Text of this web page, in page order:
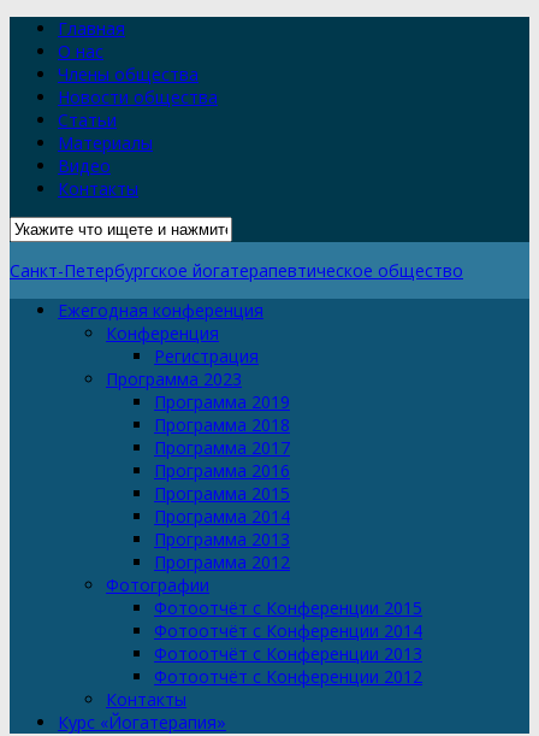
Главная
О нас
Члены общества
Новости общества
Статьи
Материалы
Видео
Контакты
Санкт-Петербургское йогатерапевтическое общество
Ежегодная конференция
Конференция
Регистрация
Программа 2023
Программа 2019
Программа 2018
Программа 2017
Программа 2016
Программа 2015
Программа 2014
Программа 2013
Программа 2012
Фотографии
Фотоотчёт с Конференции 2015
Фотоотчёт с Конференции 2014
Фотоотчёт с Конференции 2013
Фотоотчёт с Конференции 2012
Контакты
Курс «Йогатерапия»